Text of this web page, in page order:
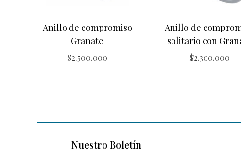
Anillo de compromiso
Granate
$2.500.000
Anillo de
solitario con
$2.300.000
Nuestro Boletín